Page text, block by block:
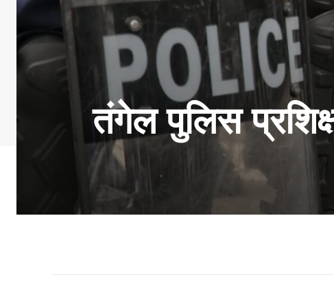
तंगेल पुलिस